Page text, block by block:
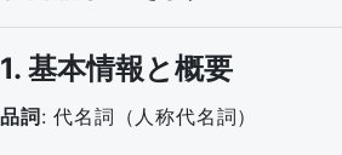
1. 基本情報と概要
品詞: 代名詞（人称代名詞）